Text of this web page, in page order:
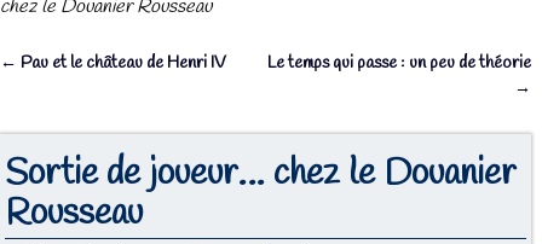
chez le Douanier Rousseau
← Pau et le château de Henri IV
Le temps qui passe : un peu de théorie
→
Sortie de joueur… chez le Douanier
Rousseau